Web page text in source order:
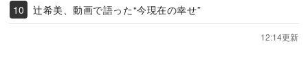
辻希美、動画で語った“今現在の幸せ”
12:14更新